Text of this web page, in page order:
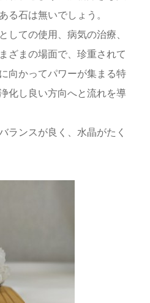
る石は無いでしょう。
しての使用、病気の治療、
ざまの場面で、珍重されて
向かってパワーが集まる特
化し良い方向へと流れを導
ランスが良く、水晶がたく